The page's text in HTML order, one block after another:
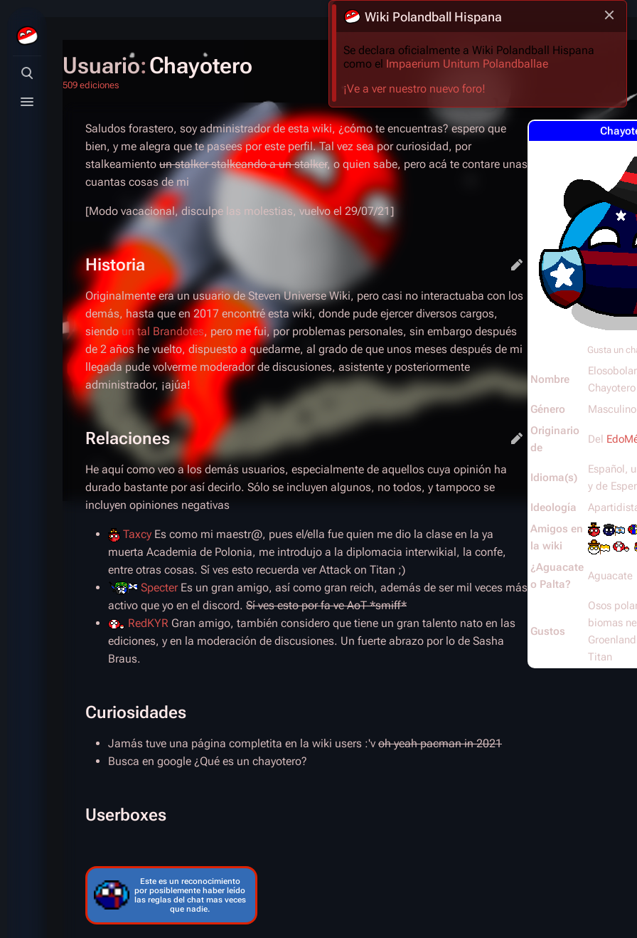
Búsqueda alternativa
Menú alternativo
Wiki Polandball Hispana
Se declara oficialmente a Wiki Polandball Hispana
como el Impaerium Unitum Polandballae
¡Ve a ver nuestro nuevo foro!
Usuario:Chayotero
509 ediciones
Gusta un
Nombre
Chayotero
Género
Masculino
Originario
de
Del
Idioma(s)
Español,
y de
Ideología
Amigos en
la wiki
¿Aguacate
o Palta?
Aguacate
Gustos
Osos
biomas
Titan
Saludos forastero, soy administrador de esta wiki, ¿cómo te encuentras? espero que
bien, y me alegra que te pasees por este perfil. Tal vez sea por curiosidad, por
stalkeamiento un stalker stalkeando a un stalker, o quien sabe, pero acá te contare unas
cuantas cosas de mi
[Modo vacacional, disculpe las molestias, vuelvo el 29/07/21]
Historia
Originalmente era un usuario de Steven Universe Wiki, pero casi no interactuaba con los
demás, hasta que en 2017 encontré esta wiki, donde pude ejercer diversos cargos,
siendo un tal Brandotes, pero me fui, por problemas personales, sin embargo después
de 2 años he vuelto, dispuesto a quedarme, al grado de que unos meses después de mi
llegada pude volverme moderador de discusiones, asistente y posteriormente
administrador, ¡ajúa!
Relaciones
He aquí como veo a los demás usuarios, especialmente de aquellos cuya opinión ha
durado bastante por así decirlo. Sólo se incluyen algunos, no todos, y tampoco se
incluyen opiniones negativas
Taxcy Es como mi maestr@, pues el/ella fue quien me dio la clase en la ya
muerta Academia de Polonia, me introdujo a la diplomacia interwikial, la confe,
entre otras cosas. Sí ves esto recuerda ver Attack on Titan ;)
SpecterEs un gran amigo, así como gran reich, además de ser mil veces más
activo que yo en el discord. Sí ves esto por fa ve AoT *smiff*
RedKYR Gran amigo, también considero que tiene un gran talento nato en las
ediciones, y en la moderación de discusiones. Un fuerte abrazo por lo de Sasha
Braus.
Curiosidades
Jamás tuve una página completita en la wiki users :'v oh yeah pacman in 2021
Busca en google ¿Qué es un chayotero?
Userboxes
Este es un reconocimiento
por posiblemente haber leído
las reglas del chat mas veces
que nadie.